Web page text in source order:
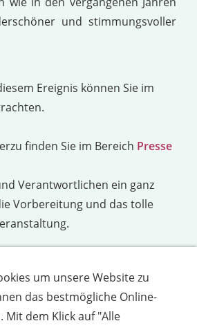
und stimmungsvoller
Ereignis können Sie im
finden Sie im Bereich Presse
Verantwortlichen ein ganz
Vorbereitung und das tolle
Schützenbruderschaft
um unsere Website zu
das bestmögliche Online-
Mit dem Klick auf "Alle